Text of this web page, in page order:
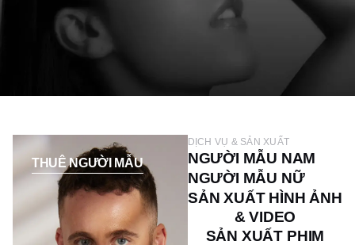
THUÊ NGƯỜI MẪU
DỊCH VỤ & SẢN XUẤT
NGƯỜI MẪU NAM
NGƯỜI MẪU NỮ
SẢN XUẤT HÌNH ẢNH
& VIDEO
SẢN XUẤT PHIM